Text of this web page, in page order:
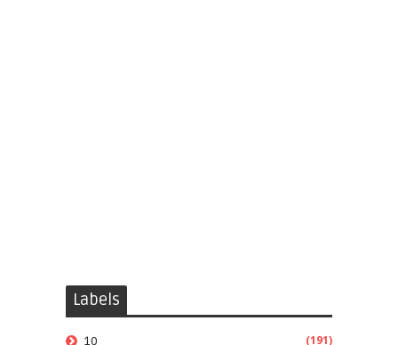
Labels
10 (191)